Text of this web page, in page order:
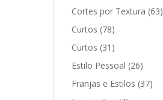
Cortes por Textura (63)
Curtos (78)
Curtos (31)
Estilo Pessoal (26)
Franjas e Estilos (37)